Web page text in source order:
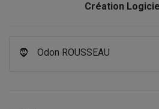
Création
🧔 Odon ROUSSEAU